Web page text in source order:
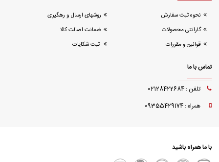
نحوه ثبت سفارش
روشهای ارسال و رهگیری
گارانتی محصولات
ضمانت اصالت کالا
قوانین و مقررات
ثبت شکایات
تماس با ما
تلفن : 02128422684
همراه : 09355429174
با ما همراه باشید